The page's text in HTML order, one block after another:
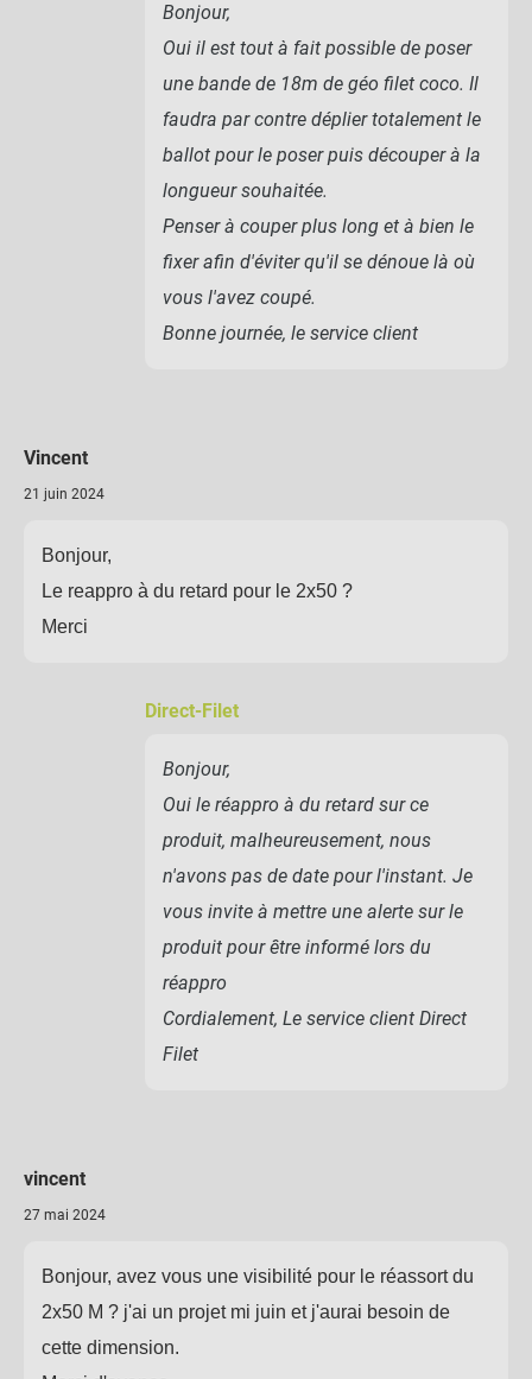
Bonjour,
Oui il est tout à fait possible de poser
une bande de 18m de géo filet coco. Il
faudra par contre déplier totalement le
ballot pour le poser puis découper à la
longueur souhaitée.
Penser à couper plus long et à bien le
fixer afin d'éviter qu'il se dénoue là où
vous l'avez coupé.
Bonne journée, le service client
Vincent
21 juin 2024
Bonjour,
Le reappro à du retard pour le 2x50 ?
Merci
Direct-Filet
Bonjour,
Oui le réappro à du retard sur ce
produit, malheureusement, nous
n'avons pas de date pour l'instant. Je
vous invite à mettre une alerte sur le
produit pour être informé lors du
réappro
Cordialement, Le service client Direct
Filet
vincent
27 mai 2024
Bonjour, avez vous une visibilité pour le réassort du
2x50 M ? j'ai un projet mi juin et j'aurai besoin de
cette dimension.